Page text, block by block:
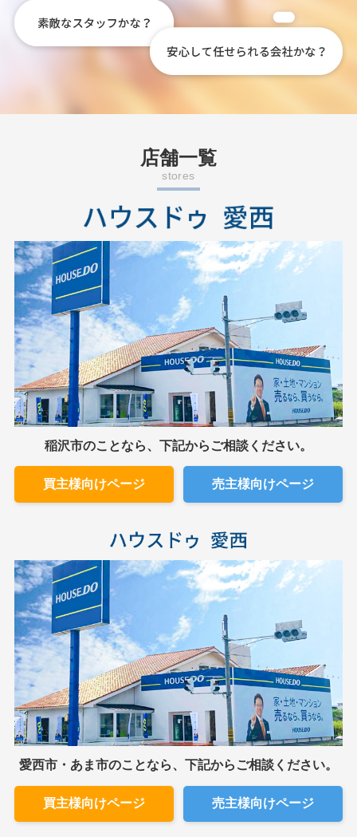
店舗一覧
stores
稲沢市のことなら、下記からご相談ください。
買主様向けページ 売主様向けページ
愛西市・あま市のことなら、下記からご相談ください。
買主様向けページ 売主様向けページ